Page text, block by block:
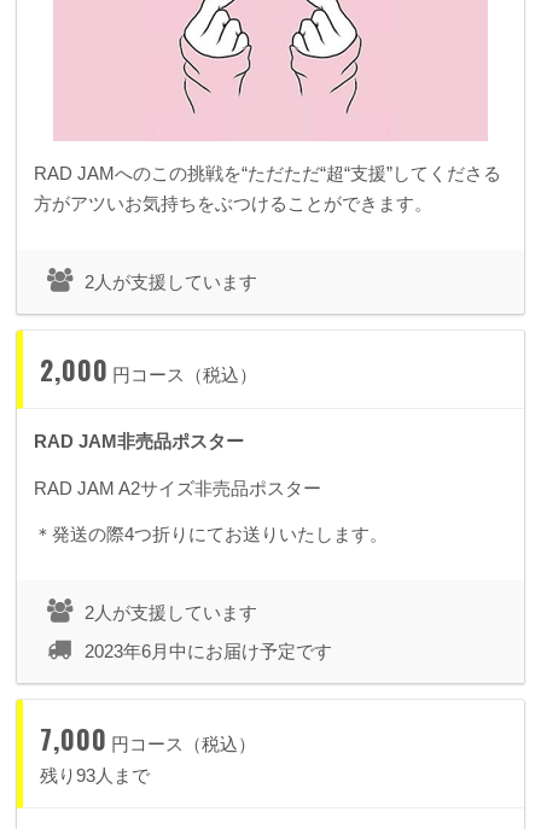
RAD JAMへのこの挑戦を“ただただ“超“支援”してくださる
方がアツいお気持ちをぶつけることができます。
2人が支援しています
2,000 円コース（税込）
RAD JAM非売品ポスター
RAD JAM A2サイズ非売品ポスター
＊発送の際4つ折りにてお送りいたします。
2人が支援しています
2023年6月中にお届け予定です
7,000 円コース（税込）
残り93人まで